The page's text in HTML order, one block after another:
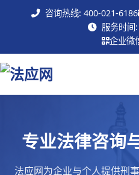
咨询热线: 400-021-6186
服务时间
企业微
专业法律咨询
法应网为企业与个人提供刑